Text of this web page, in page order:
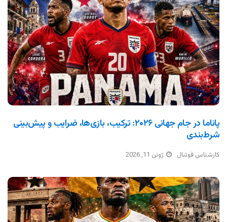
پاناما در جام جهانی ۲۰۲۶: ترکیب، بازی‌ها، ضرایب و پیش‌بینی
شرط‌بندی
کارشناس فوتبال ژوئن 11, 2026